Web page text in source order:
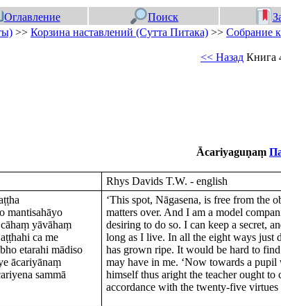
Оглавление Поиск
>> Корзина наставлений (Сутта Питака) >> Собрание
<< Назад Книга
Ācariyaguṇaṃ
Rhys Davids T.W. - english
mantisahāyo
yāvāhaṃ
ca me
etarahi mādiso
ācariyānaṃ
sammā
‘This spot, Nāgasena, is free from the
matters over. And I am a model
desiring to do so. I can keep a secret,
long as I live. In all the eight ways just
has grown ripe. It would be hard to
may have in me. ‘Now towards a pupil
himself thus aright the teacher ought to
accordance with the twenty-five virtues